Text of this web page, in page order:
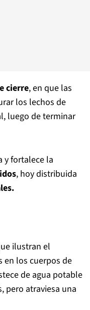
cierre, en que las
los lechos de
luego de terminar
y fortalece la
, hoy distribuida
ilustran el
en los cuerpos de
de agua potable
pero atraviesa una